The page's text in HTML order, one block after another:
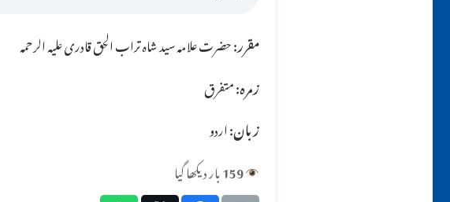
مقرر:حضرت علامہ سید شاہ تراب الحق قادری علیہ الرحمہ
زمرہ:متفرق
زبان:اردو
159بار دیکھا گیا